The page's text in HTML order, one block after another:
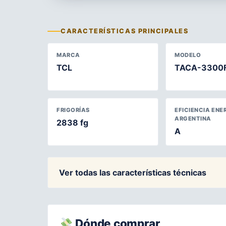
CARACTERÍSTICAS PRINCIPALES
MARCA
TCL
MODELO
TACA-
FRIGORÍAS
2838 fg
EFICIENCIA
ARGENTINA
A
Ver todas las características técnicas
Dónde comprar